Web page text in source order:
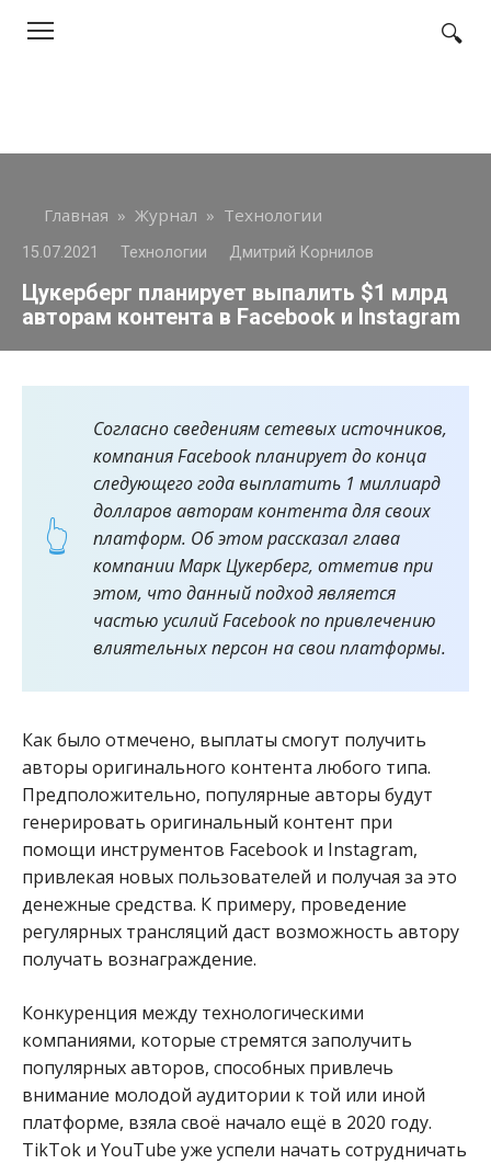
Главная » Журнал » Технологии
15.07.2021 Технологии Дмитрий Корнилов
Цукерберг планирует выпалить $1 млрд
авторам контента в Facebook и Instagram
Согласно сведениям сетевых источников,
компания Facebook планирует до конца
следующего года выплатить 1 миллиард
долларов авторам контента для своих
платформ. Об этом рассказал глава
компании Марк Цукерберг, отметив при
этом, что данный подход является
частью усилий Facebook по привлечению
влиятельных персон на свои платформы.
Как было отмечено, выплаты смогут получить
авторы оригинального контента любого типа.
Предположительно, популярные авторы будут
генерировать оригинальный контент при
помощи инструментов Facebook и Instagram,
привлекая новых пользователей и получая за это
денежные средства. К примеру, проведение
регулярных трансляций даст возможность автору
получать вознаграждение.
Конкуренция между технологическими
компаниями, которые стремятся заполучить
популярных авторов, способных привлечь
внимание молодой аудитории к той или иной
платформе, взяла своё начало ещё в 2020 году.
TikTok и YouTube уже успели начать сотрудничать